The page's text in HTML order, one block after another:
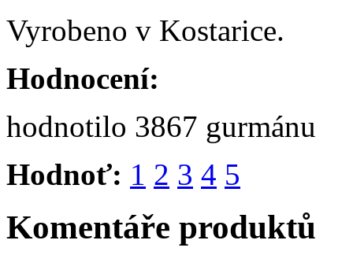
Vyrobeno v Kostarice.
Hodnocení:
hodnotilo 3867 gurmánu
Hodnoť: 1 2 3 4 5
Komentáře produktů